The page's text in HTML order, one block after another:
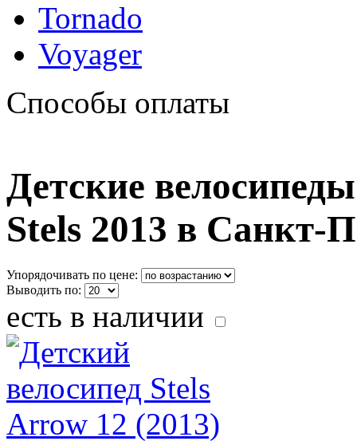
Tornado
Voyager
Способы оплаты
Детские
Stels 2013 в Санкт-
Упорядочивать по цене:
Выводить по:
есть в наличии